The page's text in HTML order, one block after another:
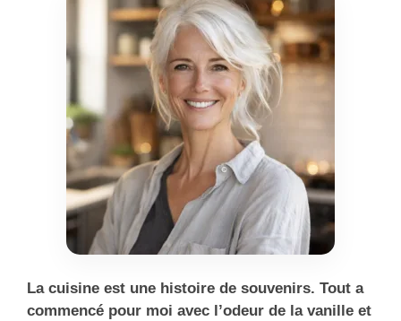
La cuisine est une histoire de souvenirs. Tout a
commencé pour moi avec l’odeur de la vanille et